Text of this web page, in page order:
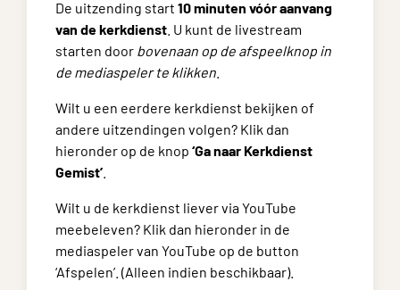
De uitzending start 10 minuten vóór aanvang
van de kerkdienst . U kunt de livestream
starten door bovenaan op de afspeelknop in
de mediaspeler te klikken
Wilt u een eerdere kerkdienst bekijken of
andere uitzendingen volgen? Klik dan
hieronder op de knop ‘Ga naar Kerkdienst
Gemist’
Wilt u de kerkdienst liever via YouTube
meebeleven? Klik dan hieronder in de
mediaspeler van YouTube op de button
‘Afspelen’. (Alleen indien beschikbaar).